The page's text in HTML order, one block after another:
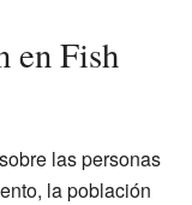
en Fish
las personas
la población